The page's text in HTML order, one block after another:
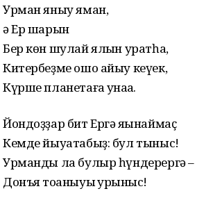
Урман яныу яман,
ә Ер шарын
Бер көн шулай ялҡын уратһа,
Китербеҙме ошо айыу кеүек,
Күрше планетаға ҡунаҡҡа.
Йондоҙҙар бит Ергә яҡынаймаҫ
Кемде йыуатабыҙ: бул тыныс!
Урманды ла булыр һүндерергә –
Донъя тоҡаныуы ҡурҡыныс!